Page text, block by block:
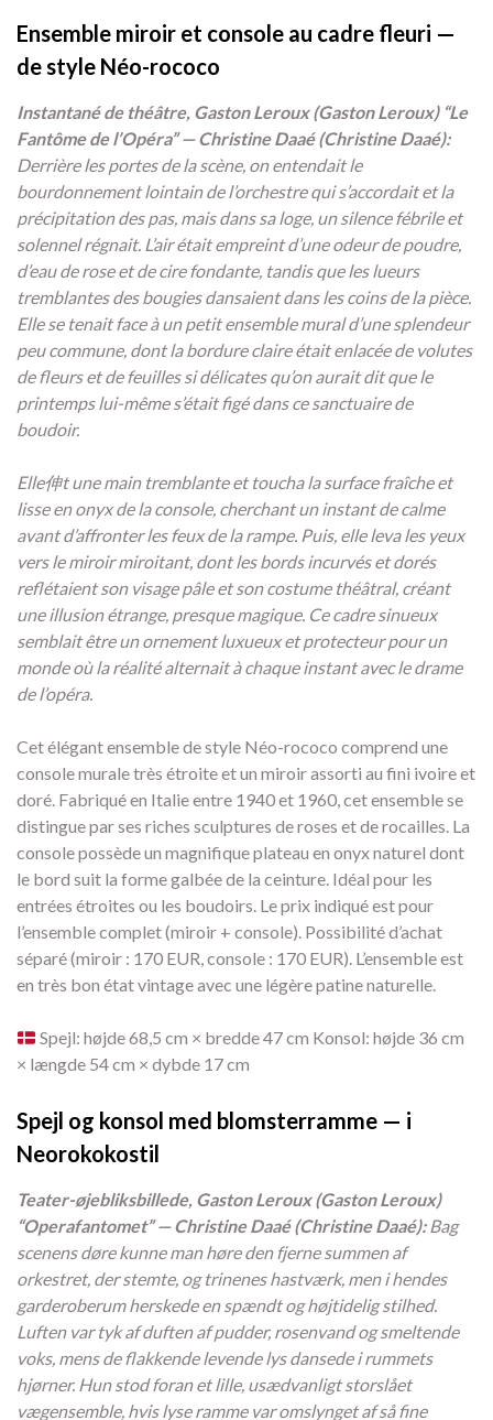
Ensemble miroir et console au cadre fleuri —
de style Néo-rococo
Instantané de théâtre, Gaston Leroux (Gaston Leroux) “Le
Fantôme de l’Opéra” — Christine Daaé (Christine Daaé):
Derrière les portes de la scène, on entendait le
bourdonnement lointain de l’orchestre qui s’accordait et la
précipitation des pas, mais dans sa loge, un silence fébrile et
solennel régnait. L’air était empreint d’une odeur de poudre,
d’eau de rose et de cire fondante, tandis que les lueurs
tremblantes des bougies dansaient dans les coins de la pièce.
Elle se tenait face à un petit ensemble mural d’une splendeur
peu commune, dont la bordure claire était enlacée de volutes
de fleurs et de feuilles si délicates qu’on aurait dit que le
printemps lui-même s’était figé dans ce sanctuaire de
boudoir.
Elle伸t une main tremblante et toucha la surface fraîche et
lisse en onyx de la console, cherchant un instant de calme
avant d’affronter les feux de la rampe. Puis, elle leva les yeux
vers le miroir miroitant, dont les bords incurvés et dorés
reflétaient son visage pâle et son costume théâtral, créant
une illusion étrange, presque magique. Ce cadre sinueux
semblait être un ornement luxueux et protecteur pour un
monde où la réalité alternait à chaque instant avec le drame
de l’opéra.
Cet élégant ensemble de style Néo-rococo comprend une
console murale très étroite et un miroir assorti au fini ivoire et
doré. Fabriqué en Italie entre 1940 et 1960, cet ensemble se
distingue par ses riches sculptures de roses et de rocailles. La
console possède un magnifique plateau en onyx naturel dont
le bord suit la forme galbée de la ceinture. Idéal pour les
entrées étroites ou les boudoirs. Le prix indiqué est pour
l’ensemble complet (miroir + console). Possibilité d’achat
séparé (miroir : 170 EUR, console : 170 EUR). L’ensemble est
en très bon état vintage avec une légère patine naturelle.
Spejl: højde 68,5 cm × bredde 47 cm Konsol: højde 36 cm
× længde 54 cm × dybde 17 cm
Spejl og konsol med blomsterramme — i
Neorokokostil
Teater-øjebliksbillede, Gaston Leroux (Gaston Leroux)
“Operafantomet” — Christine Daaé (Christine Daaé): Bag
scenens døre kunne man høre den fjerne summen af
orkestret, der stemte, og trinenes hastværk, men i hendes
garderoberum herskede en spændt og højtidelig stilhed.
Luften var tyk af duften af pudder, rosenvand og smeltende
voks, mens de flakkende levende lys dansede i rummets
hjørner. Hun stod foran et lille, usædvanligt storslået
vægensemble, hvis lyse ramme var omslynget af så fine